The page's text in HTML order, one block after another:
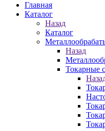
Главная
Каталог
Назад
Каталог
Назад
Токарные